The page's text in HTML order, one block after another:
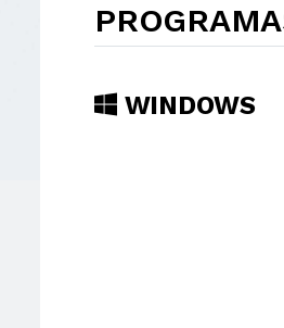
WINDOWS